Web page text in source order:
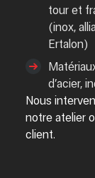
tour et
(inox,
Ertalon)
d’acier,
Nous
notre atelier
client.